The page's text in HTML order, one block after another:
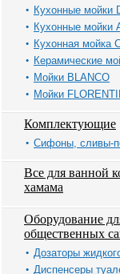
Кухонные мойки
Кухонные мойки
Кухонная мойка
Керамические
Мойки BLANCO
Мойки
Комплектующие
Сифоны, сливы-
Все для ванной
хамама
Оборудование
общественных
Дозаторы
Диспенсеры